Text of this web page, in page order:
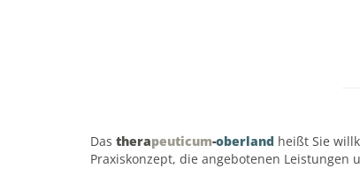
Das therapeuticum-oberland heißt Sie
Praxiskonzept, die angebotenen Leistungen